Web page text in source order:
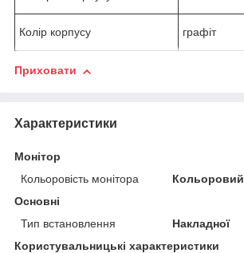
Колір корпусу графіт
Приховати
Характеристики
Монітор
Кольоровість монітора
Кольоровий
Основні
Тип встановлення
Накладної
Користувальницькі характеристики